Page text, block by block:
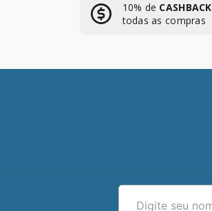
10% de CASHBACK
todas as compras